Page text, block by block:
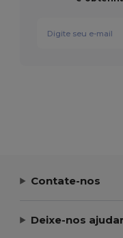
Contate-nos
Deixe-nos ajudar